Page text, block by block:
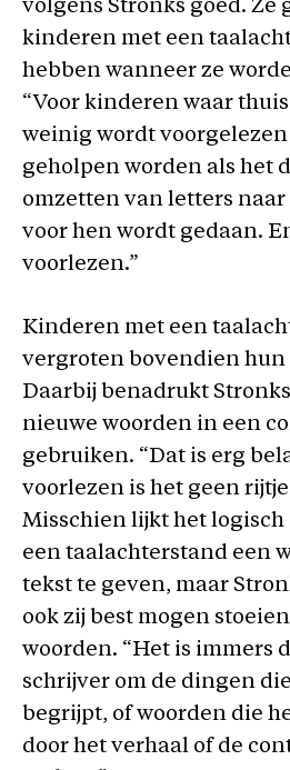
volgens Stronks goed. Ze
kinderen met een
hebben wanneer ze
“Voor kinderen waar
weinig wordt
geholpen worden als het
omzetten van letters naar
voor hen wordt gedaan.
voorlezen.”
Kinderen met een
vergroten bovendien hun
Daarbij benadrukt
nieuwe woorden in een
gebruiken. “Dat is erg
voorlezen is het geen
Misschien lijkt het logisch
een taalachterstand een
tekst te geven, maar
ook zij best mogen
woorden. “Het is immers
schrijver om de dingen
begrijpt, of woorden die
door het verhaal of de